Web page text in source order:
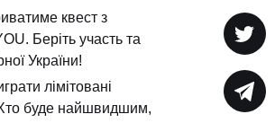
квест з
Беріть участь та
України!
лімітовані
Хто буде найшвидшим,